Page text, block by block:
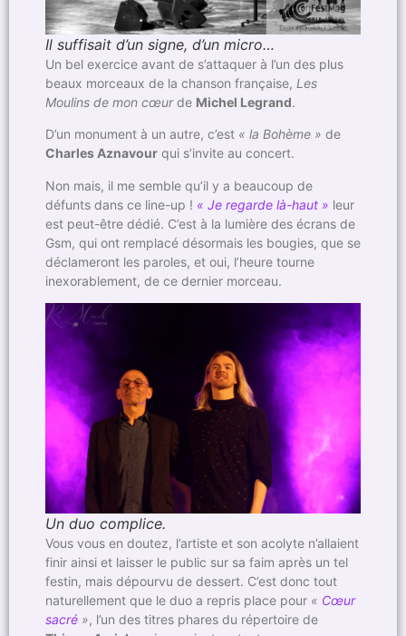
Il suffisait d’un signe, d’un micro…
Un bel exercice avant de s’attaquer à l’un des plus
beaux morceaux de la chanson française, Les
Moulins de mon cœurde Michel Legrand.
D’un monument à un autre, c’est « la Bohème » de
Charles Aznavour qui s’invite au concert.
Non mais, il me semble qu’il y a beaucoup de
défunts dans ce line-up ! « Je regarde là-haut » leur
est peut-être dédié. C’est à la lumière des écrans de
Gsm, qui ont remplacé désormais les bougies, que se
déclameront les paroles, et oui, l’heure tourne
inexorablement, de ce dernier morceau.
Un duo complice.
Vous vous en doutez, l’artiste et son acolyte n’allaient
finir ainsi et laisser le public sur sa faim après un tel
festin, mais dépourvu de dessert. C’est donc tout
naturellement que le duo a repris place pour « Cœur
sacré », l’un des titres phares du répertoire de